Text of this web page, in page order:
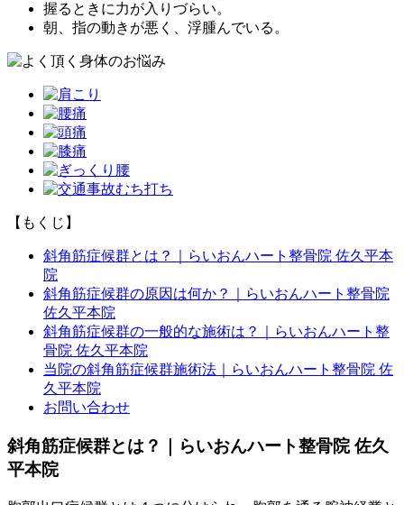
握るときに力が入りづらい。
朝、指の動きが悪く、浮腫んでいる。
【もくじ】
斜角筋症候群とは？｜らいおんハート整骨院 佐久平本
院
斜角筋症候群の原因は何か？｜らいおんハート整骨院
佐久平本院
斜角筋症候群の一般的な施術は？｜らいおんハート整
骨院 佐久平本院
当院の斜角筋症候群施術法｜らいおんハート整骨院 佐
久平本院
お問い合わせ
斜角筋症候群とは？｜らいおんハート整骨院 佐久
平本院